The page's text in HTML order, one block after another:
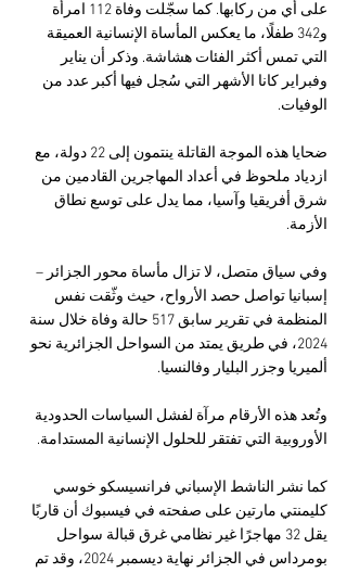
على أي من ركابها. كما سجّلت وفاة 112 امرأة
و342 طفلًا، ما يعكس المأساة الإنسانية العميقة
التي تمس أكثر الفئات هشاشة. وذكر أن يناير
وفبراير كانا الأشهر التي سُجل فيها أكبر عدد من
الوفيات.
ضحايا هذه الموجة القاتلة ينتمون إلى 22 دولة، مع
ازدياد ملحوظ في أعداد المهاجرين القادمين من
شرق أفريقيا وآسيا، مما يدل على توسع نطاق
الأزمة.
وفي سياق متصل، لا تزال مأساة محور الجزائر –
إسبانيا تواصل حصد الأرواح، حيث وثّقت نفس
المنظمة في تقرير سابق 517 حالة وفاة خلال سنة
2024، في طريق يمتد من السواحل الجزائرية نحو
ألميريا وجزر البليار وفالنسيا.
وتُعد هذه الأرقام مرآة لفشل السياسات الحدودية
الأوروبية التي تفتقر للحلول الإنسانية المستدامة.
كما نشر الناشط الإسباني فرانسيسكو خوسي
كليمنتي مارتين على صفحته في فيسبوك أن قاربًا
يقل 32 مهاجرًا غير نظامي غرق قبالة سواحل
بومرداس في الجزائر نهاية ديسمبر 2024، وقد تم